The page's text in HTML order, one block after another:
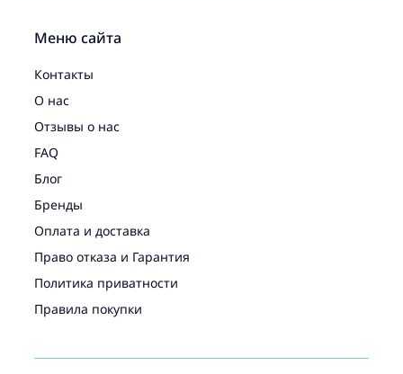
Меню сайта
Контакты
О нас
Отзывы о нас
FAQ
Блог
Бренды
Оплата и доставка
Право отказа и Гарантия
Политика приватности
Правила покупки